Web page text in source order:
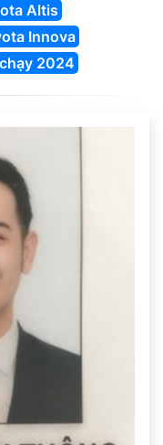
Altis
Innova
2024